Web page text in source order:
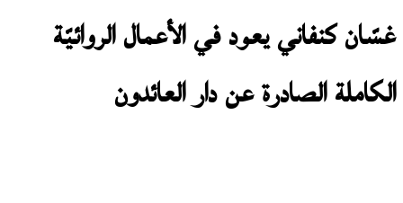
غسّان كنفاني يعود في الأعمال الروائيّة
الكاملة الصادرة عن دار العائدون